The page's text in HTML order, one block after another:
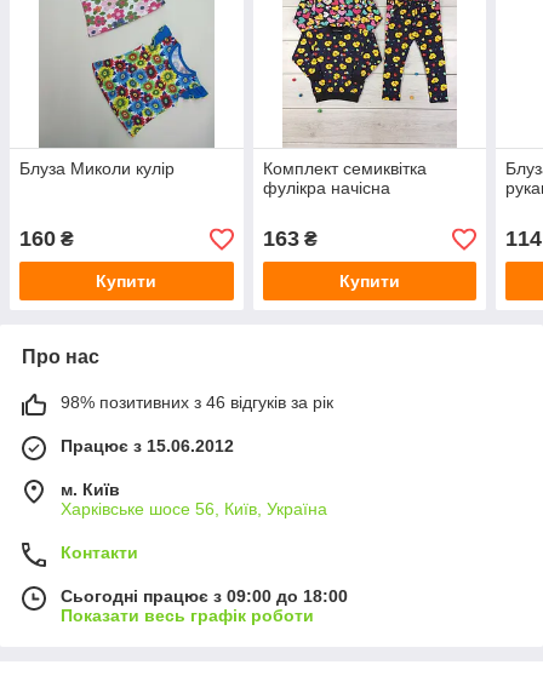
Блуза Миколи кулір
160 ₴
Купити
Комплект семиквітка
фулікра начісна
163₴
Купити
114
Про нас
98% позитивних з 46 відгуків за рік
Працює з 15.06.2012
м. Київ
Харківське шосе 56, Київ, Україна
Контакти
Сьогодні працює з 09:00 до 18:00
Показати весь графік роботи